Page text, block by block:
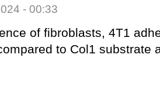
- 00:33
of fibroblasts, 4T1
to Col1 substrate